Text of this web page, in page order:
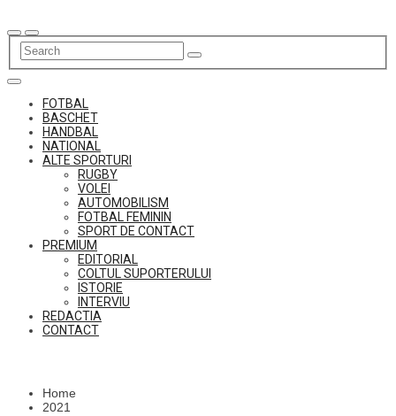
to
content
FOTBAL
BASCHET
HANDBAL
NATIONAL
ALTE SPORTURI
RUGBY
VOLEI
AUTOMOBILISM
FOTBAL FEMININ
SPORT DE CONTACT
PREMIUM
EDITORIAL
COLTUL SUPORTERULUI
ISTORIE
INTERVIU
REDACTIA
CONTACT
Home
2021